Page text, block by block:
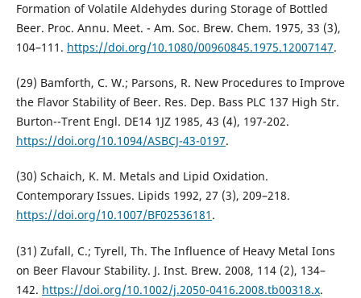
Formation of Volatile Aldehydes during Storage of Bottled
Beer. Proc. Annu. Meet. - Am. Soc. Brew. Chem. 1975, 33 (3),
104–111. https://doi.org/10.1080/00960845.1975.12007147.
(29) Bamforth, C. W.; Parsons, R. New Procedures to Improve
the Flavor Stability of Beer. Res. Dep. Bass PLC 137 High Str.
Burton--Trent Engl. DE14 1JZ 1985, 43 (4), 197-202.
https://doi.org/10.1094/ASBCJ-43-0197.
(30) Schaich, K. M. Metals and Lipid Oxidation.
Contemporary Issues. Lipids 1992, 27 (3), 209–218.
https://doi.org/10.1007/BF02536181 .
(31) Zufall, C.; Tyrell, Th. The Influence of Heavy Metal Ions
on Beer Flavour Stability. J. Inst. Brew. 2008, 114 (2), 134–
142. https://doi.org/10.1002/j.2050-0416.2008.tb00318.x.